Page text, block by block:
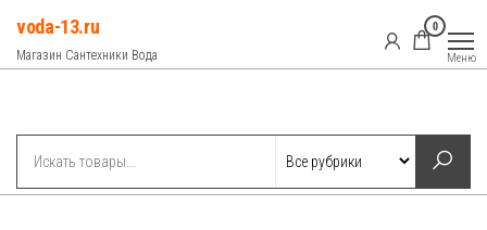
Перейти
содержимому
voda-13.ru
Магазин Сантехники Вода
0
Меню